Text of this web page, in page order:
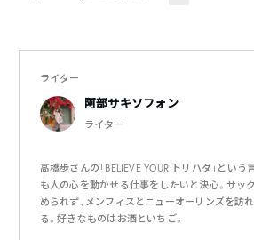
ライター
阿部サキソフォン
ライター
高橋歩さんの「BELIEVE YOUR トリハダ」という
も人の心を動かせる仕事をしたいと決心。サッ
められず、メンフィスとニューオーリンズを訪
る。好きなものはお酒といちご。